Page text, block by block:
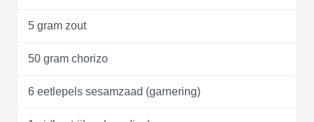
5 gram zout
50 gram chorizo
6 eetlepels sesamzaad (garnering)